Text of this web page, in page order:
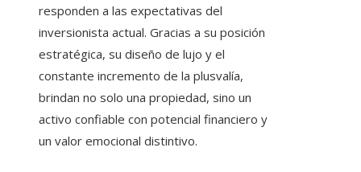
responden a las expectativas del
inversionista actual. Gracias a su posición
estratégica, su diseño de lujo y el
constante incremento de la plusvalía,
brindan no solo una propiedad, sino un
activo confiable con potencial financiero y
un valor emocional distintivo.